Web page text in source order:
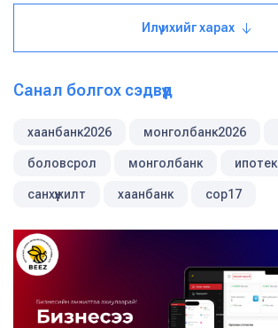
Илүү ихийг харах
Санал болгох сэдвүүд
хаанбанк2026 монголбанк2026
боловсрол монголбанк ипотек
санхүүжилт хаанбанк cop17